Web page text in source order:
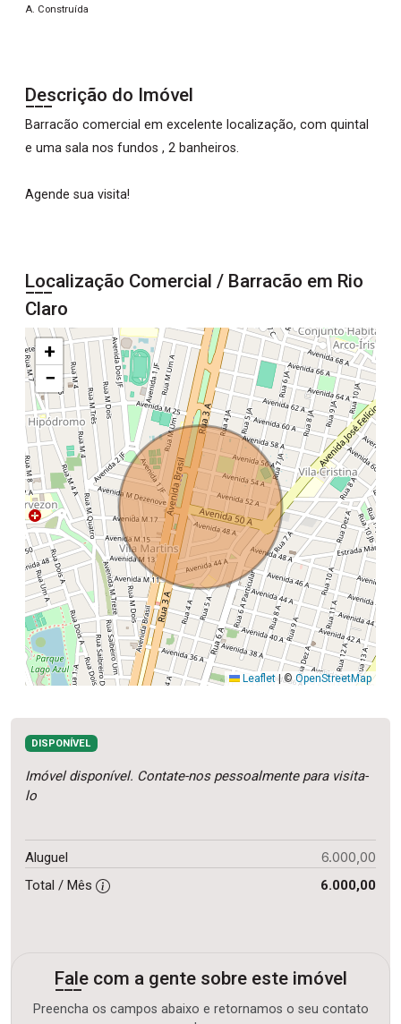
A. Construída
Descrição do Imóvel
Barracão comercial em excelente localização, com quintal
e uma sala nos fundos , 2 banheiros.
Agende sua visita!
Localização Comercial / Barracão em Rio
Claro
+
−
Leaflet |©OpenStreetMap
DISPONÍVEL
Imóvel disponível. Contate-nos pessoalmente para visita-
lo
Aluguel 6.000,00
Total / Mês 6.000,00
Fale com a gente sobre este imóvel
Preencha os campos abaixo e retornamos o seu contato